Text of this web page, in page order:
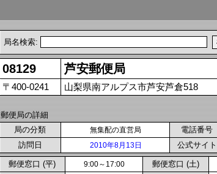
局名検索:
08129 芦安郵便局
〒400-0241 山梨県南アルプス市芦安芦倉518
郵便局の詳細
局の分類
無集配の直営局 電話番号
訪問日 2010年8月13日 公式サイト
郵便窓口 (平) 9:00～17:00 郵便窓口 (土)